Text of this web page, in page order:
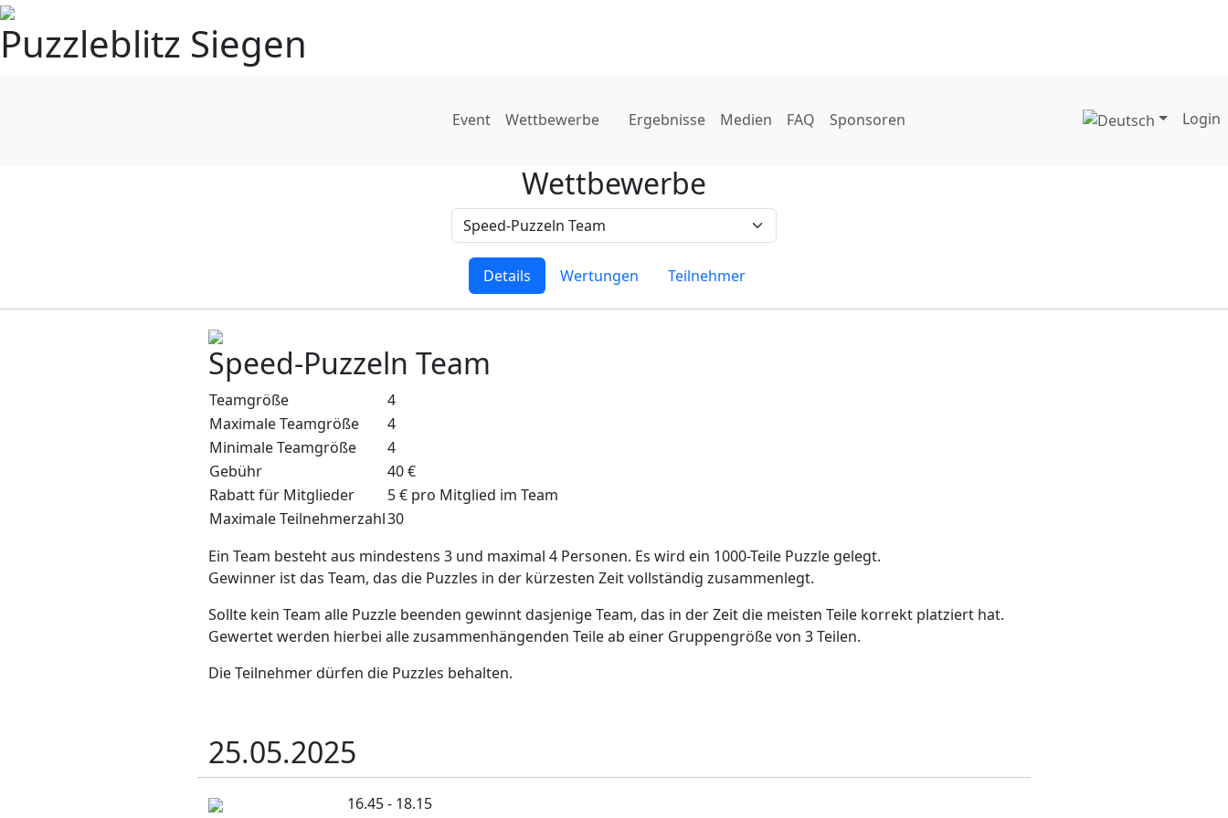
Puzzleblitz Siegen
Event Wettbewerbe Ergebnisse Medien FAQ Sponsoren Login
Wettbewerbe
Details Wertungen Teilnehmer
Speed-Puzzeln Team
Teamgröße
4
Maximale Teamgröße
4
Minimale Teamgröße
4
Gebühr
40 €
Rabatt für Mitglieder
5 € pro Mitglied im Team
Maximale Teilnehmerzahl30
Ein Team besteht aus mindestens 3 und maximal 4 Personen. Es wird ein 1000-Teile Puzzle gelegt.
Gewinner ist das Team, das die Puzzles in der kürzesten Zeit vollständig zusammenlegt.
Sollte kein Team alle Puzzle beenden gewinnt dasjenige Team, das in der Zeit die meisten Teile korrekt platziert hat.
Gewertet werden hierbei alle zusammenhängenden Teile ab einer Gruppengröße von 3 Teilen.
Die Teilnehmer dürfen die Puzzles behalten.
25.05.2025
16.45 - 18.15